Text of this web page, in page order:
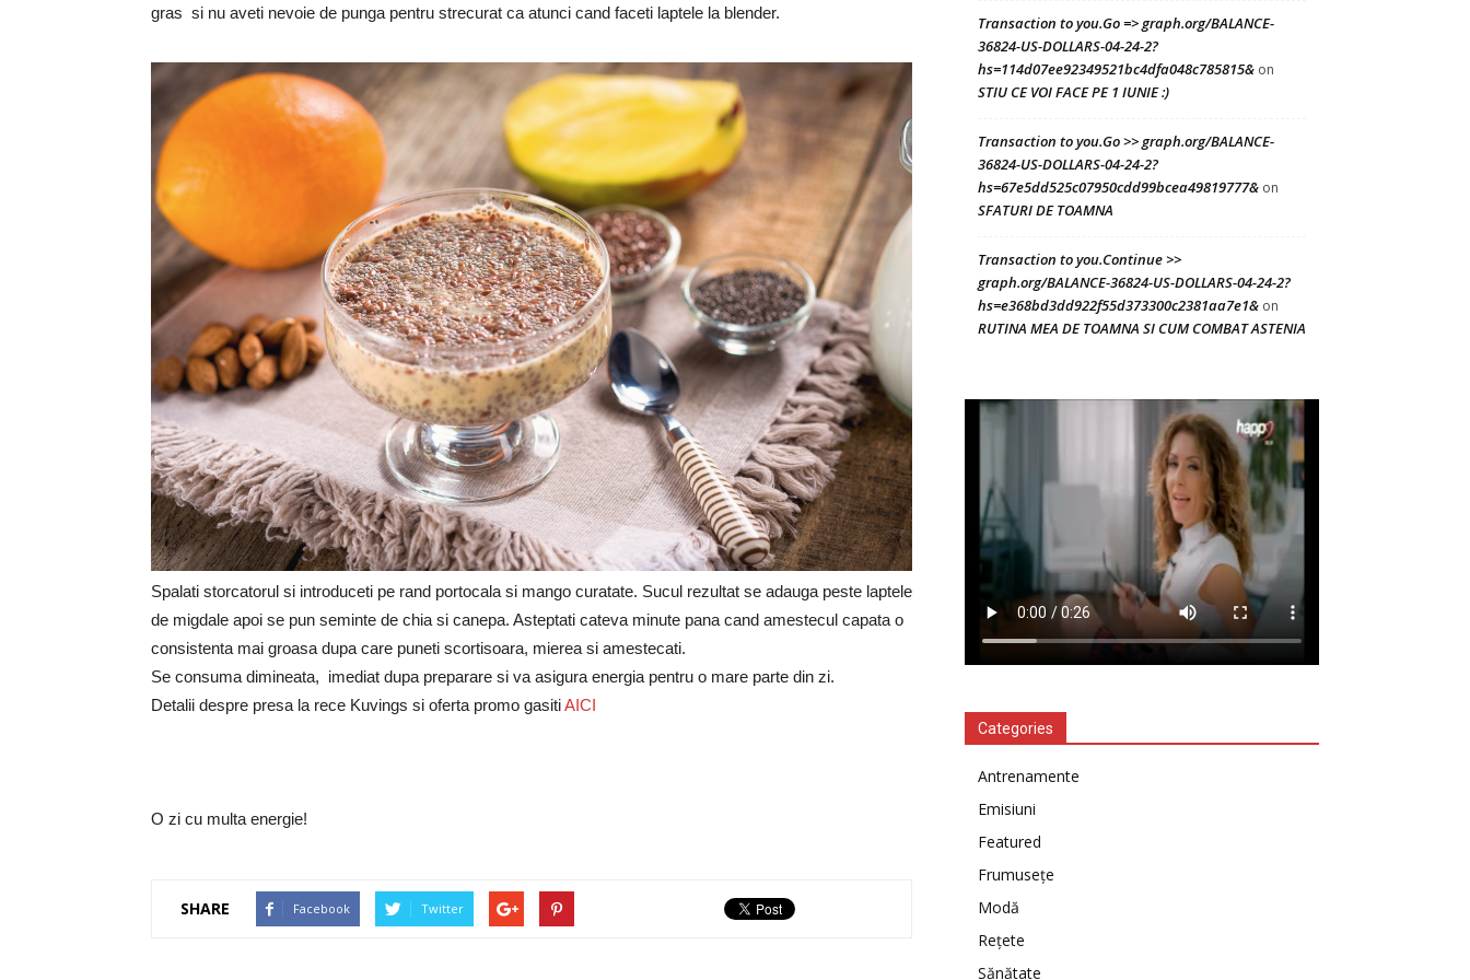
gras si nu aveti nevoie de punga pentru strecurat ca atunci cand faceti laptele la blender.
Spalati storcatorul si introduceti pe rand portocala si mango curatate. Sucul rezultat se adauga peste laptele
de migdale apoi se pun seminte de chia si canepa. Asteptati cateva minute pana cand amestecul capata o
consistenta mai groasa dupa care puneti scortisoara, mierea si amestecati.
Se consuma dimineata, imediat dupa preparare si va asigura energia pentru o mare parte din zi.
Detalii despre presa la rece Kuvings si oferta promo gasitiAICI
O zi cu multa energie!
SHARE Facebook Twitter
Transaction to you.Go => graph.org/BALANCE-
36824-US-DOLLARS-04-24-2?
hs=114d07ee92349521bc4dfa048c785815& on
STIU CE VOI FACE PE 1 IUNIE :)
Transaction to you.Go >> graph.org/BALANCE-
36824-US-DOLLARS-04-24-2?
hs=67e5dd525c07950cdd99bcea49819777& on
SFATURI DE TOAMNA
Transaction to you.Continue >>
graph.org/BALANCE-36824-US-DOLLARS-04-24-2?
hs=e368bd3dd922f55d373300c2381aa7e1& on
RUTINA MEA DE TOAMNA SI CUM COMBAT ASTENIA
Categories
Antrenamente
Emisiuni
Featured
Frumusețe
Modă
Rețete
Sănătate